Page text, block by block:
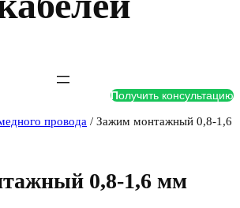
Получить консультацию
провода / Зажим монтажный 0,8-1,6
0,8-1,6 мм